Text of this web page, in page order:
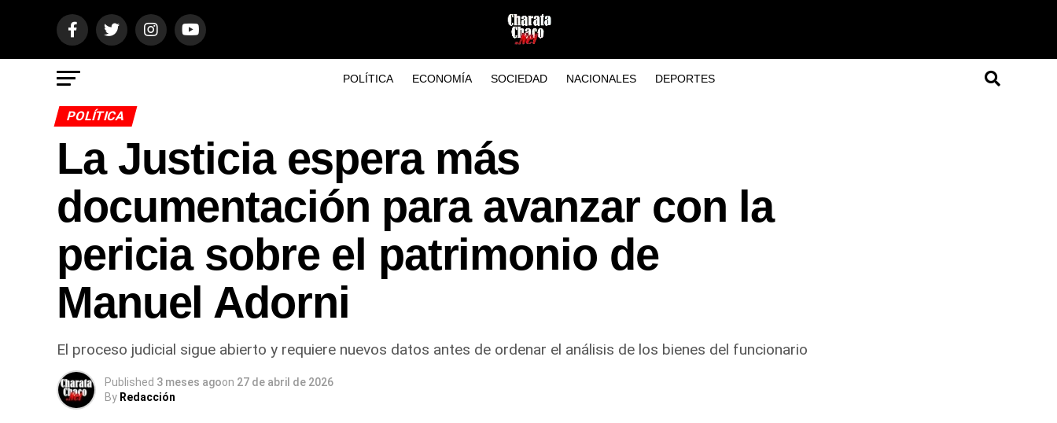
POLÍTICA ECONOMÍA SOCIEDAD NACIONALES DEPORTES
POLÍTICA
La Justicia espera más
documentación para avanzar con la
pericia sobre el patrimonio de
Manuel Adorni
El proceso judicial sigue abierto y requiere nuevos datos antes de ordenar el análisis de los bienes del funcionario
Published 3 meses agoon 27 de abril de 2026
By Redacción